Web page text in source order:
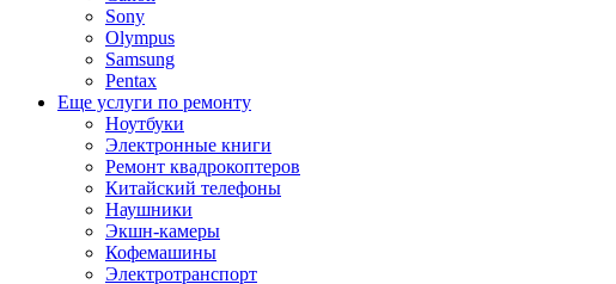
Sony
Olympus
Samsung
Pentax
Еще услуги по ремонту
Ноутбуки
Электронные книги
Ремонт квадрокоптеров
Китайский телефоны
Наушники
Экшн-камеры
Кофемашины
Электротранспорт